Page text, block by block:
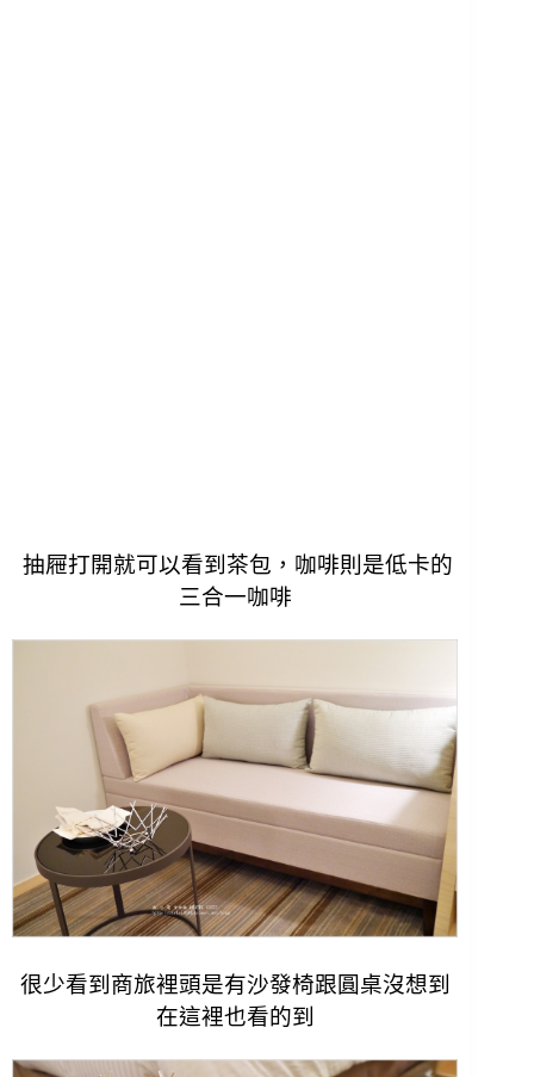
抽屜打開就可以看到茶包，咖啡則是低卡的
三合一咖啡
很少看到商旅裡頭是有沙發椅跟圓桌沒想到
在這裡也看的到